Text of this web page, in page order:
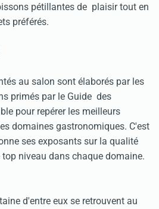
pétillantes de plaisir tout en
préférés.
au salon sont élaborés par les
primés par le Guide des
pour repérer les meilleurs
domaines gastronomiques. C'est
ses exposants sur la qualité
niveau dans chaque domaine.
d'entre eux se retrouvent au